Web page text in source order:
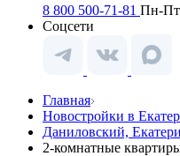
8 800 500-71-81 Пн-Пт
Соцсети
Главная
Новостройки в
Даниловский,
2-комнатные